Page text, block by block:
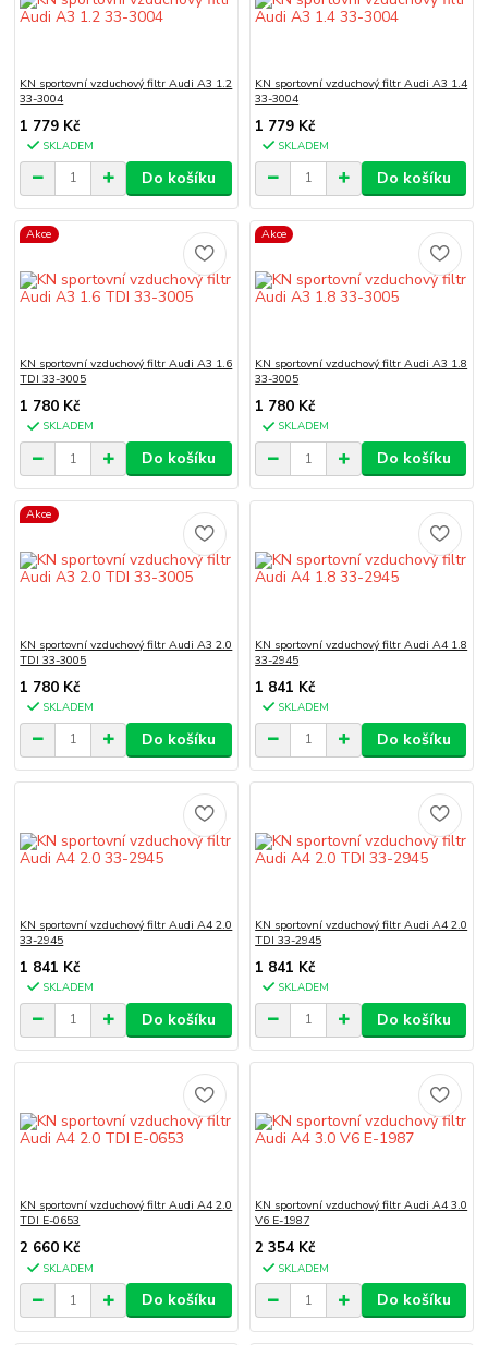
KN sportovní vzduchový filtr Audi A3 1.2
33-3004
1 779 Kč
SKLADEM
Do košíku
KN sportovní vzduchový filtr Audi A3 1.4
33-3004
1 779 Kč
SKLADEM
Do košíku
Akce
KN sportovní vzduchový filtr Audi A3 1.6
TDI 33-3005
1 780 Kč
SKLADEM
Do košíku
Akce
KN sportovní vzduchový filtr Audi A3 1.8
33-3005
1 780 Kč
SKLADEM
Do košíku
Akce
KN sportovní vzduchový filtr Audi A3 2.0
TDI 33-3005
1 780 Kč
SKLADEM
Do košíku
KN sportovní vzduchový filtr Audi A4 1.8
33-2945
1 841 Kč
SKLADEM
Do košíku
KN sportovní vzduchový filtr Audi A4 2.0
33-2945
1 841 Kč
SKLADEM
Do košíku
KN sportovní vzduchový filtr Audi A4 2.0
TDI 33-2945
1 841 Kč
SKLADEM
Do košíku
KN sportovní vzduchový filtr Audi A4 2.0
TDI E-0653
2 660 Kč
SKLADEM
Do košíku
KN sportovní vzduchový filtr Audi A4 3.0
V6 E-1987
2 354 Kč
SKLADEM
Do košíku